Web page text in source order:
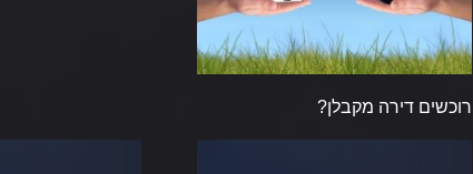
רוכשים דירה מקבלן?